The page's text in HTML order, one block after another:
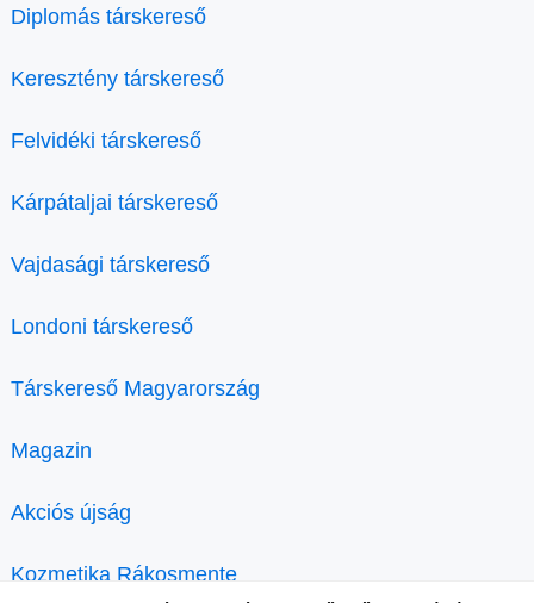
Diplomás társkereső
Keresztény társkereső
Felvidéki társkereső
Kárpátaljai társkereső
Vajdasági társkereső
Londoni társkereső
Társkereső Magyarország
Magazin
Akciós újság
Kozmetika Rákosmente